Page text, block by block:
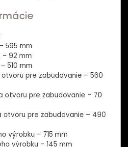
595 mm
– 92 mm
510 mm
otvoru pre zabudovanie – 560
otvoru pre zabudovanie – 70
otvoru pre zabudovanie – 490
výrobku – 715 mm
výrobku – 145 mm